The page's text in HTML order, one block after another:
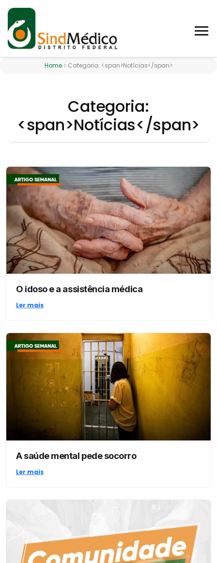
Home Categoria: <span>Notícias</span>
Categoria:
<span>Notícias</span>
O idoso e a assistência médica
Ler mais
A saúde mental pede socorro
Ler mais